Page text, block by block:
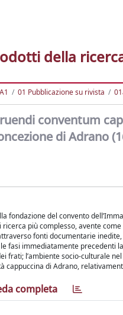
della
01 Pubblicazione su rivista
conventum
di Adrano
fondazione del convento
ricerca più complesso, avente
fonti documentarie
fasi immediatamente precedenti
frati; l’ambiente socio-culturale
cappuccina di Adrano,
completa